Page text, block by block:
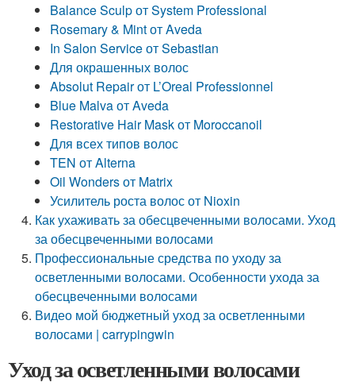
Balance Sculp от System Professional
Rosemary & Mint от Aveda
In Salon Service от Sebastian
Для окрашенных волос
Absolut Repair от L’Oreal Professionnel
Blue Malva от Aveda
Restorative Hair Mask от Moroccanoil
Для всех типов волос
TEN от Alterna
Oil Wonders от Matrix
Усилитель роста волос от Nioxin
Как ухаживать за обесцвеченными волосами. Уход
за обесцвеченными волосами
Профессиональные средства по уходу за
осветленными волосами. Особенности ухода за
обесцвеченными волосами
Видео мой бюджетный уход за осветленными
волосами | carrypingwin
Уход за осветленными волосами